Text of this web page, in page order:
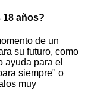
18 años?
de un
su futuro, como
ayuda para el
siempre" o
muy